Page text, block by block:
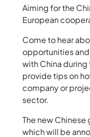
Aiming for the
European
Come to hear
opportunities
with China during
provide tips on
company or
sector.
The new Chinese
which will be